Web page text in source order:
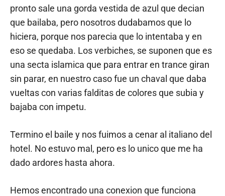
pronto sale una gorda vestida de azul que decian
que bailaba, pero nosotros dudabamos que lo
hiciera, porque nos parecia que lo intentaba y en
eso se quedaba. Los verbiches, se suponen que es
una secta islamica que para entrar en trance giran
sin parar, en nuestro caso fue un chaval que daba
vueltas con varias falditas de colores que subia y
bajaba con impetu.
Termino el baile y nos fuimos a cenar al italiano del
hotel. No estuvo mal, pero es lo unico que me ha
dado ardores hasta ahora.
Hemos encontrado una conexion que funciona